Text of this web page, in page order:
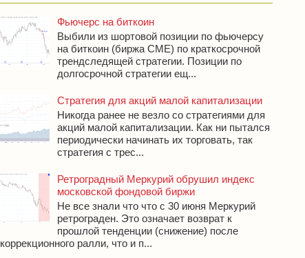
Фьючерс на биткоин
Выбили из шортовой позиции по фьючерсу
на биткоин (биржа CME) по краткосрочной
трендследящей стратегии. Позиции по
долгосрочной стратегии ещ...
Стратегия для акций малой капитализации
Никогда ранее не везло со стратегиями для
акций малой капитализации. Как ни пытался
периодически начинать их торговать, так
стратегия с трес...
Ретроградный Меркурий обрушил индекс
московской фондовой биржи
Не все знали что что с 30 июня Меркурий
ретрограден. Это означает возврат к
прошлой тенденции (снижение) после
коррекционного ралли, что и п...